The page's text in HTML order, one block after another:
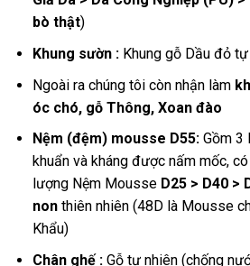
bò thật)
Khung sườn :Khung gỗ Dầu đỏ
Ngoài ra chúng tôi còn nhận làm
óc chó, gỗ Thông, Xoan đào
Nệm (đệm) mousse D55:Gồm 3
khuẩn và kháng được nấm mốc,
lượng Nệm Mousse D25 > D40 >
nonthiên nhiên (48D là Mousse
Khẩu)
Chân ghế :Gỗ tự nhiên (chống